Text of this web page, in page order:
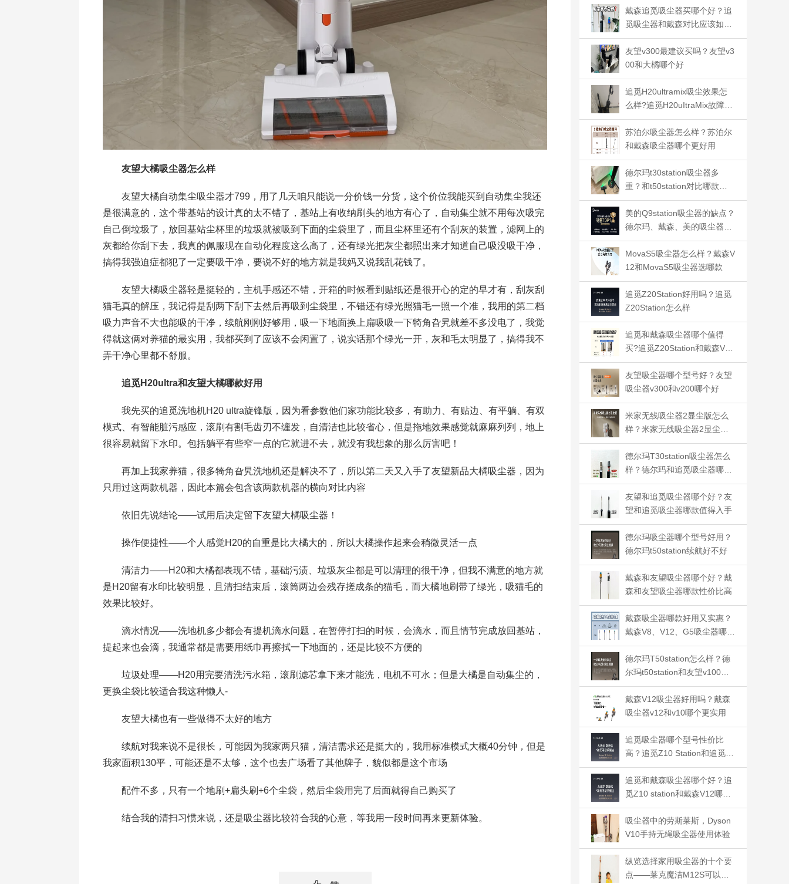
友望大橘吸尘器怎么样
友望大橘自动集尘吸尘器才799，用了几天咱只能说一分价钱一分货，这个价位我能买到自动集尘我还
是很满意的，这个带基站的设计真的太不错了，基站上有收纳刷头的地方有心了，自动集尘就不用每次吸完
自己倒垃圾了，放回基站尘杯里的垃圾就被吸到下面的尘袋里了，而且尘杯里还有个刮灰的装置，滤网上的
灰都给你刮下去，我真的佩服现在自动化程度这么高了，还有绿光把灰尘都照出来才知道自己吸没吸干净，
搞得我强迫症都犯了一定要吸干净，要说不好的地方就是我妈又说我乱花钱了。
友望大橘吸尘器轻是挺轻的，主机手感还不错，开箱的时候看到贴纸还是很开心的定的早才有，刮灰刮
猫毛真的解压，我记得是刮两下刮下去然后再吸到尘袋里，不错还有绿光照猫毛一照一个准，我用的第二档
吸力声音不大也能吸的干净，续航刚刚好够用，吸一下地面换上扁吸吸一下犄角旮旯就差不多没电了，我觉
得就这俩对养猫的最实用，我都买到了应该不会闲置了，说实话那个绿光一开，灰和毛太明显了，搞得我不
弄干净心里都不舒服。
追觅H20ultra和友望大橘哪款好用
我先买的追觅洗地机H20 ultra旋锋版，因为看参数他们家功能比较多，有助力、有贴边、有平躺、有双
模式、有智能脏污感应，滚刷有割毛齿刃不缠发，自清洁也比较省心，但是拖地效果感觉就麻麻列列，地上
很容易就留下水印。包括躺平有些窄一点的它就进不去，就没有我想象的那么厉害吧！
再加上我家养猫，很多犄角旮旯洗地机还是解决不了，所以第二天又入手了友望新品大橘吸尘器，因为
只用过这两款机器，因此本篇会包含该两款机器的横向对比内容
依旧先说结论——试用后决定留下友望大橘吸尘器！
操作便捷性——个人感觉H20的自重是比大橘大的，所以大橘操作起来会稍微灵活一点
清洁力——H20和大橘都表现不错，基础污渍、垃圾灰尘都是可以清理的很干净，但我不满意的地方就
是H20留有水印比较明显，且清扫结束后，滚筒两边会残存搓成条的猫毛，而大橘地刷带了绿光，吸猫毛的
效果比较好。
滴水情况——洗地机多少都会有提机滴水问题，在暂停打扫的时候，会滴水，而且情节完成放回基站，
提起来也会滴，我通常都是需要用纸巾再擦拭一下地面的，还是比较不方便的
垃圾处理——H20用完要清洗污水箱，滚刷滤芯拿下来才能洗，电机不可水；但是大橘是自动集尘的，
更换尘袋比较适合我这种懒人-
友望大橘也有一些做得不太好的地方
续航对我来说不是很长，可能因为我家两只猫，清洁需求还是挺大的，我用标准模式大概40分钟，但是
我家面积130平，可能还是不太够，这个也去广场看了其他牌子，貌似都是这个市场
配件不多，只有一个地刷+扁头刷+6个尘袋，然后尘袋用完了后面就得自己购买了
结合我的清扫习惯来说，还是吸尘器比较符合我的心意，等我用一段时间再来更新体验。
戴森追觅吸尘器买哪个好？追
觅吸尘器和戴森对比应该如何
选
友望v300最建议买吗？友望v3
00和大橘哪个好
追觅H20ultramix吸尘效果怎
么样?追觅H20uItraMix故障高
吗
苏泊尔吸尘器怎么样？苏泊尔
和戴森吸尘器哪个更好用
德尔玛t30station吸尘器多
重？和t50station对比哪款好
用
美的Q9station吸尘器的缺点？
德尔玛、戴森、美的吸尘器哪
款值得入手
MovaS5吸尘器怎么样？戴森V
12和MovaS5吸尘器选哪款
追觅Z20Station好用吗？追觅
Z20Station怎么样
追觅和戴森吸尘器哪个值得
买?追觅Z20Station和戴森V12
到底买哪个
友望吸尘器哪个型号好？友望
吸尘器v300和v200哪个好
米家无线吸尘器2显尘版怎么
样？米家无线吸尘器2显尘版
怎么用
德尔玛T30station吸尘器怎么
样？德尔玛和追觅吸尘器哪个
好
友望和追觅吸尘器哪个好？友
望和追觅吸尘器哪款值得入手
德尔玛吸尘器哪个型号好用？
德尔玛t50station续航好不好
戴森和友望吸尘器哪个好？戴
森和友望吸尘器哪款性价比高
戴森吸尘器哪款好用又实惠？
戴森V8、V12、G5吸尘器哪款
好用
德尔玛T50station怎么样？德
尔玛t50station和友望v100对
比哪个好
戴森V12吸尘器好用吗？戴森
吸尘器v12和v10哪个更实用
追觅吸尘器哪个型号性价比
高？追觅Z10 Station和追觅Z
20 Station怎么选
追觅和戴森吸尘器哪个好？追
觅Z10 station和戴森V12哪个
更值得购买
吸尘器中的劳斯莱斯，Dyson
V10手持无绳吸尘器使用体验
纵览选择家用吸尘器的十个要
点——莱克魔洁M12S可以得